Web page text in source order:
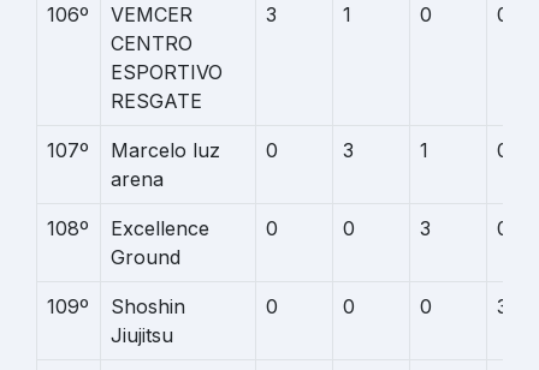
106º
VEMCER
CENTRO
ESPORTIVO
RESGATE
3 1 0 0
107º
Marcelo luz
arena
0 3 1 0
108º
Excellence
Ground
0 0 3 0
109º
Shoshin
Jiujitsu
0 0 0 3